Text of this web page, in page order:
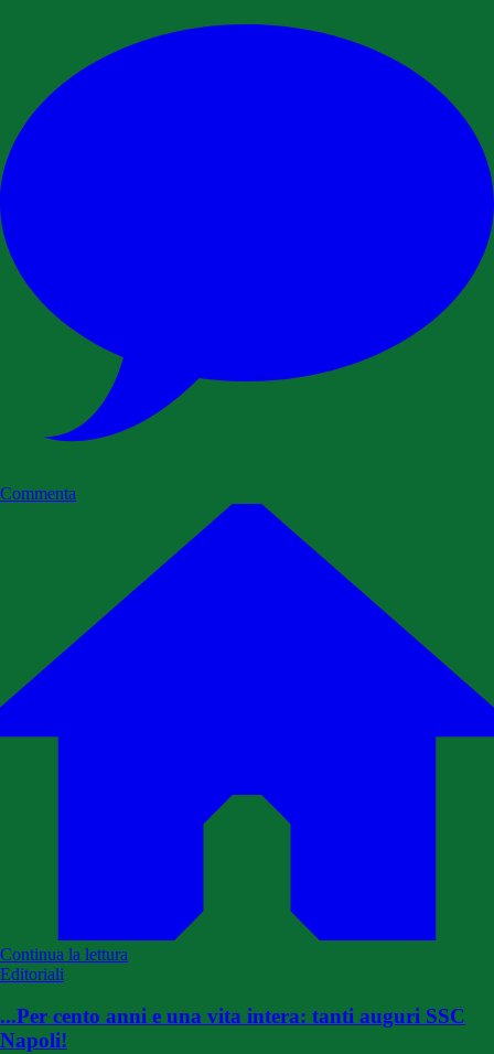
Commenta
Continua la lettura
Editoriali
...Per cento anni e una vita intera: tanti auguri SSC
Napoli!